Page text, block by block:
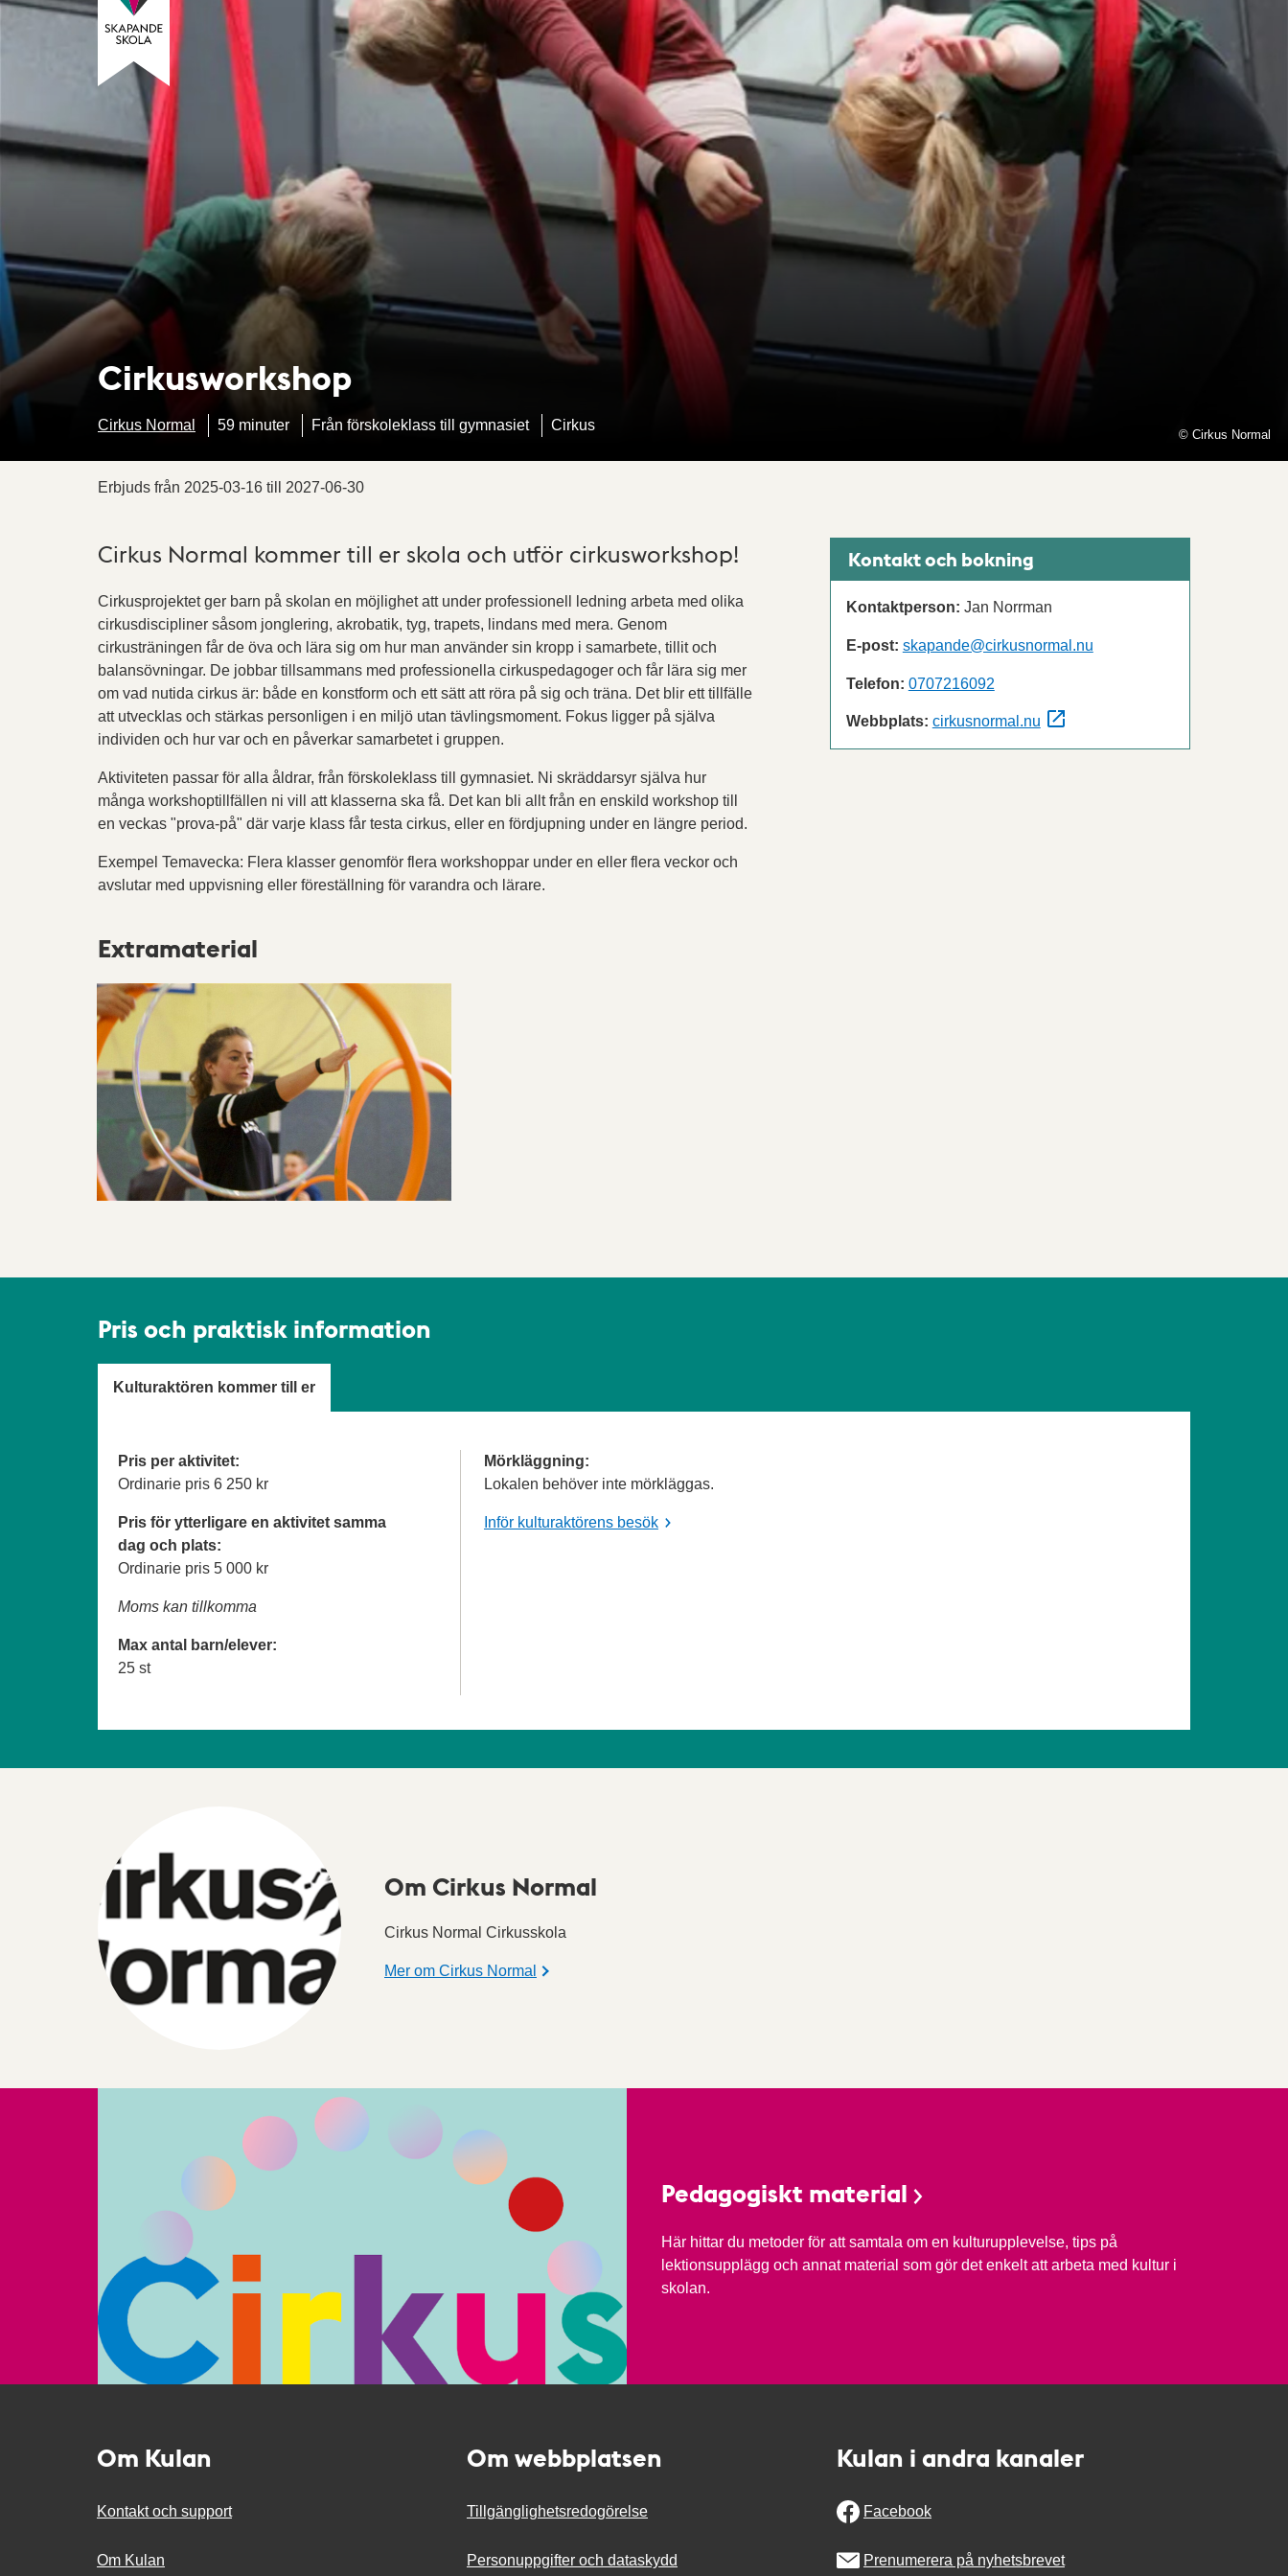
© Cirkus Normal
Cirkusworkshop
Cirkus Normal 59 minuter Från förskoleklass till gymnasiet Cirkus
Erbjuds från 2025-03-16 till 2027-06-30
Cirkus Normal kommer till er skola och utför cirkusworkshop!
Cirkusprojektet ger barn på skolan en möjlighet att under professionell ledning arbeta med olika
cirkusdiscipliner såsom jonglering, akrobatik, tyg, trapets, lindans med mera. Genom
cirkusträningen får de öva och lära sig om hur man använder sin kropp i samarbete, tillit och
balansövningar. De jobbar tillsammans med professionella cirkuspedagoger och får lära sig mer
om vad nutida cirkus är: både en konstform och ett sätt att röra på sig och träna. Det blir ett tillfälle
att utvecklas och stärkas personligen i en miljö utan tävlingsmoment. Fokus ligger på själva
individen och hur var och en påverkar samarbetet i gruppen.
Aktiviteten passar för alla åldrar, från förskoleklass till gymnasiet. Ni skräddarsyr själva hur
många workshoptillfällen ni vill att klasserna ska få. Det kan bli allt från en enskild workshop till
en veckas "prova-på" där varje klass får testa cirkus, eller en fördjupning under en längre period.
Exempel Temavecka: Flera klasser genomför flera workshoppar under en eller flera veckor och
avslutar med uppvisning eller föreställning för varandra och lärare.
Kontakt och bokning
Kontaktperson: Jan Norrman
E-post: skapande@cirkusnormal.nu
Telefon: 0707216092
Webbplats: cirkusnormal.nu
Extramaterial
Pris och praktisk information
Kulturaktören kommer till er
Pris per aktivitet:
Ordinarie pris 6 250 kr
Pris för ytterligare en aktivitet samma
dag och plats:
Ordinarie pris 5 000 kr
Moms kan tillkomma
Max antal barn/elever:
25 st
Mörkläggning:
Lokalen behöver inte mörkläggas.
Inför kulturaktörens besök
Om Cirkus Normal
Cirkus Normal Cirkusskola
Mer om Cirkus Normal
Pedagogiskt material
Här hittar du metoder för att samtala om en kulturupplevelse, tips på
lektionsupplägg och annat material som gör det enkelt att arbeta med kultur i
skolan.
Om Kulan
Kontakt och support
Om Kulan
Om webbplatsen
Tillgänglighetsredogörelse
Personuppgifter och dataskydd
Kulan i andra kanaler
Facebook
Prenumerera på nyhetsbrevet